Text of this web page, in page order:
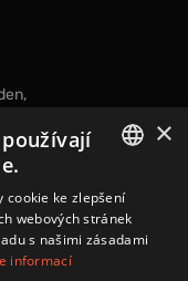
spodmínkami
CZECH
×
cookie ke zlepšení
webových stránek
s našimi zásadami
informací